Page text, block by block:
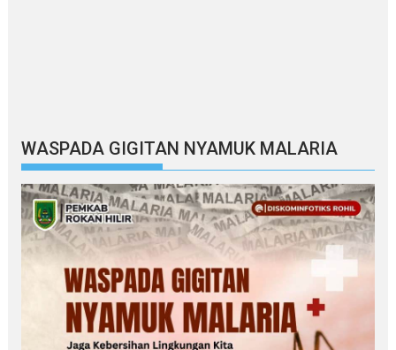
WASPADA GIGITAN NYAMUK MALARIA